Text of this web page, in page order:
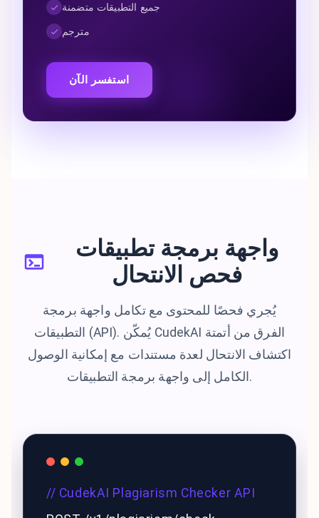
جميع التطبيقات متضمنة
مترجم
استفسر الآن
واجهة برمجة تطبيقات
فحص الانتحال
يُجري فحصًا للمحتوى مع تكامل واجهة برمجة
التطبيقات (API). يُمكّن CudekAI الفرق من أتمتة
اكتشاف الانتحال لعدة مستندات مع إمكانية الوصول
الكامل إلى واجهة برمجة التطبيقات.
// CudekAI Plagiarism Checker API